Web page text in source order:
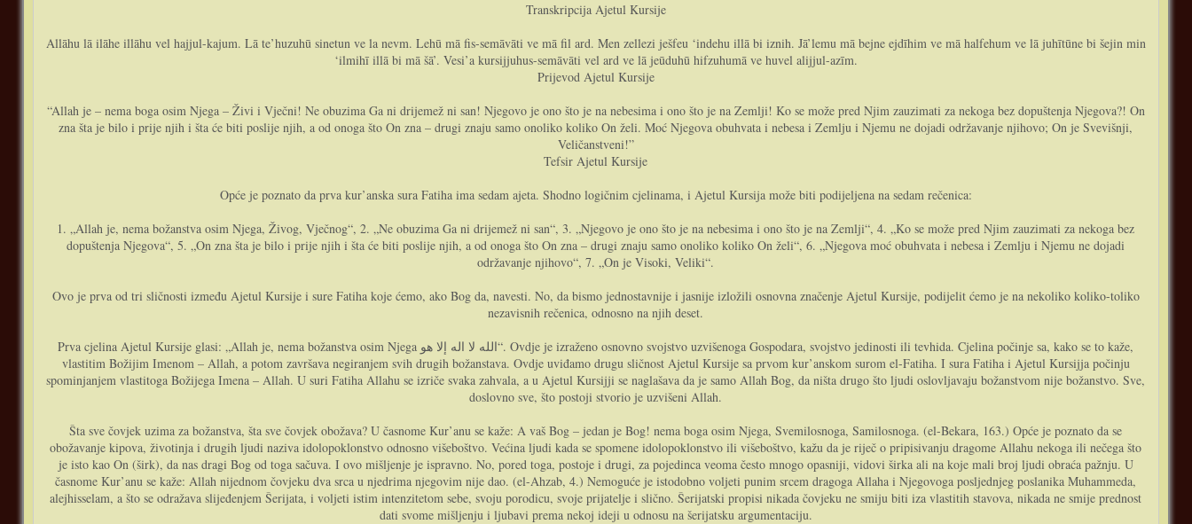
Transkripcija Ajetul Kursije
Allāhu lā ilāhe illāhu vel hajjul-kajum. Lā te’huzuhū sinetun ve la nevm. Lehū mā fis-semāvāti ve mā fil ard. Men zellezi ješfeu ‘indehu illā bi iznih. Jā’lemu mā bejne ejdīhim ve mā halfehum ve lā juhītūne bi šejin min
‘ilmihī illā bi mā šā’. Vesi’a kursijjuhus-semāvāti vel ard ve lā jeūduhū hifzuhumā ve huvel alijjul-azīm.
Prijevod Ajetul Kursije
“Allah je – nema boga osim Njega – Živi i Vječni! Ne obuzima Ga ni drijemež ni san! Njegovo je ono što je na nebesima i ono što je na Zemlji! Ko se može pred Njim zauzimati za nekoga bez dopuštenja Njegova?! On
zna šta je bilo i prije njih i šta će biti poslije njih, a od onoga što On zna – drugi znaju samo onoliko koliko On želi. Moć Njegova obuhvata i nebesa i Zemlju i Njemu ne dojadi održavanje njihovo; On je Svevišnji,
Veličanstveni!”
Tefsir Ajetul Kursije
Opće je poznato da prva kur’anska sura Fatiha ima sedam ajeta. Shodno logičnim cjelinama, i Ajetul Kursija može biti podijeljena na sedam rečenica:
1. „Allah je, nema božanstva osim Njega, Živog, Vječnog“, 2. „Ne obuzima Ga ni drijemež ni san“, 3. „Njegovo je ono što je na nebesima i ono što je na Zemlji“, 4. „Ko se može pred Njim zauzimati za nekoga bez
dopuštenja Njegova“, 5. „On zna šta je bilo i prije njih i šta će biti poslije njih, a od onoga što On zna – drugi znaju samo onoliko koliko On želi“, 6. „Njegova moć obuhvata i nebesa i Zemlju i Njemu ne dojadi
održavanje njihovo“, 7. „On je Visoki, Veliki“.
Ovo je prva od tri sličnosti između Ajetul Kursije i sure Fatiha koje ćemo, ako Bog da, navesti. No, da bismo jednostavnije i jasnije izložili osnovna značenje Ajetul Kursije, podijelit ćemo je na nekoliko koliko-toliko
nezavisnih rečenica, odnosno na njih deset.
Prva cjelina Ajetul Kursije glasi: „Allah je, nema božanstva osim Njega الله لا اله إلا هو“. Ovdje je izraženo osnovno svojstvo uzvišenoga Gospodara, svojstvo jedinosti ili tevhida. Cjelina počinje sa, kako se to kaže,
vlastitim Božijim Imenom – Allah, a potom završava negiranjem svih drugih božanstava. Ovdje uviđamo drugu sličnost Ajetul Kursije sa prvom kur’anskom surom el-Fatiha. I sura Fatiha i Ajetul Kursijja počinju
spominjanjem vlastitoga Božijega Imena – Allah. U suri Fatiha Allahu se izriče svaka zahvala, a u Ajetul Kursijji se naglašava da je samo Allah Bog, da ništa drugo što ljudi oslovljavaju božanstvom nije božanstvo. Sve,
doslovno sve, što postoji stvorio je uzvišeni Allah.
Šta sve čovjek uzima za božanstva, šta sve čovjek obožava? U časnome Kur’anu se kaže: A vaš Bog – jedan je Bog! nema boga osim Njega, Svemilosnoga, Samilosnoga. (el-Bekara, 163.) Opće je poznato da se
obožavanje kipova, životinja i drugih ljudi naziva idolopoklonstvo odnosno višeboštvo. Većina ljudi kada se spomene idolopoklonstvo ili višeboštvo, kažu da je riječ o pripisivanju dragome Allahu nekoga ili nečega što
je isto kao On (širk), da nas dragi Bog od toga sačuva. I ovo mišljenje je ispravno. No, pored toga, postoje i drugi, za pojedinca veoma često mnogo opasniji, vidovi širka ali na koje mali broj ljudi obraća pažnju. U
časnome Kur’anu se kaže: Allah nijednom čovjeku dva srca u njedrima njegovim nije dao. (el-Ahzab, 4.) Nemoguće je istodobno voljeti punim srcem dragoga Allaha i Njegovoga posljednjeg poslanika Muhammeda,
alejhisselam, a što se odražava slijeđenjem Šerijata, i voljeti istim intenzitetom sebe, svoju porodicu, svoje prijatelje i slično. Šerijatski propisi nikada čovjeku ne smiju biti iza vlastitih stavova, nikada ne smije prednost
dati svome mišljenju i ljubavi prema nekoj ideji u odnosu na šerijatsku argumentaciju.